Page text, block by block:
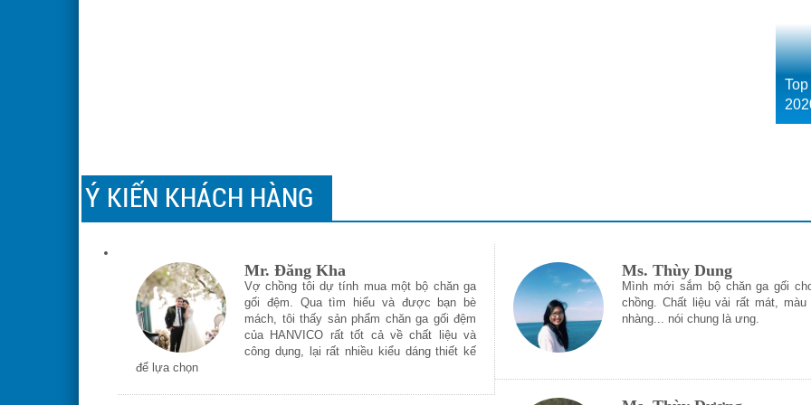
Ý KIẾN KHÁCH HÀNG
Mr. Đăng Kha
Vợ chồng tôi dự tính mua một bộ chăn ga
gối đệm. Qua tìm hiểu và được bạn bè
mách, tôi thấy sản phẩm chăn ga gối đệm
của HANVICO rất tốt cả về chất liệu và
công dụng, lại rất nhiều kiểu dáng thiết kế
để lựa chọn
Ms. Thùy Dung
Mình mới sắm bộ chăn ga gối
chồng. Chất liệu vải rất mát, màu
nhàng... nói chung là ưng.